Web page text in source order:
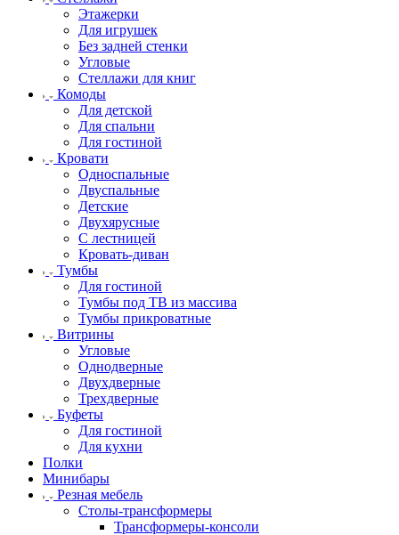
Этажерки
Для игрушек
Без задней стенки
Угловые
Стеллажи для книг
Комоды
Для детской
Для спальни
Для гостиной
Кровати
Односпальные
Двуспальные
Детские
Двухярусные
С лестницей
Кровать-диван
Тумбы
Для гостиной
Тумбы под ТВ из массива
Тумбы прикроватные
Витрины
Угловые
Однодверные
Двухдверные
Трехдверные
Буфеты
Для гостиной
Для кухни
Полки
Минибары
Резная мебель
Столы-трансформеры
Трансформеры-консоли